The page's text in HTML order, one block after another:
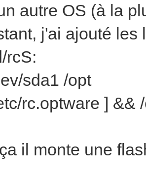
autre OS (à la
j'ai ajouté les
rcS:
sda1 /opt
rc.optware ] &&
il monte une